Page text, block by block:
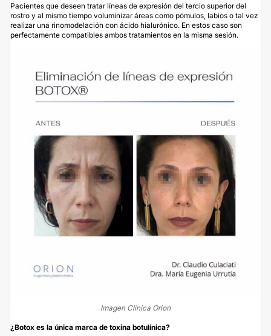
Pacientes que deseen tratar líneas de expresión del tercio superior del
rostro y al mismo tiempo voluminizar áreas como pómulos, labios o tal vez
realizar una rinomodelación con ácido hialurónico. En estos caso son
perfectamente compatibles ambos tratamientos en la misma sesión.
Imagen Clínica Orion
¿Botox es la única marca de toxina botulínica?